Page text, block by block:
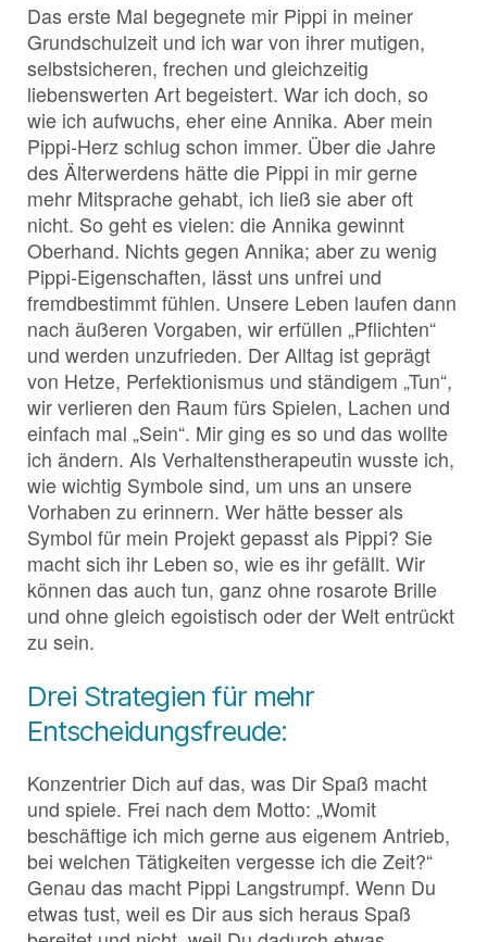
Das erste Mal begegnete mir Pippi in meiner
Grundschulzeit und ich war von ihrer mutigen,
selbstsicheren, frechen und gleichzeitig
liebenswerten Art begeistert. War ich doch, so
wie ich aufwuchs, eher eine Annika. Aber mein
Pippi-Herz schlug schon immer. Über die Jahre
des Älterwerdens hätte die Pippi in mir gerne
mehr Mitsprache gehabt, ich ließ sie aber oft
nicht. So geht es vielen: die Annika gewinnt
Oberhand. Nichts gegen Annika; aber zu wenig
Pippi-Eigenschaften, lässt uns unfrei und
fremdbestimmt fühlen. Unsere Leben laufen dann
nach äußeren Vorgaben, wir erfüllen „Pflichten“
und werden unzufrieden. Der Alltag ist geprägt
von Hetze, Perfektionismus und ständigem „Tun“,
wir verlieren den Raum fürs Spielen, Lachen und
einfach mal „Sein“. Mir ging es so und das wollte
ich ändern. Als Verhaltenstherapeutin wusste ich,
wie wichtig Symbole sind, um uns an unsere
Vorhaben zu erinnern. Wer hätte besser als
Symbol für mein Projekt gepasst als Pippi? Sie
macht sich ihr Leben so, wie es ihr gefällt. Wir
können das auch tun, ganz ohne rosarote Brille
und ohne gleich egoistisch oder der Welt entrückt
zu sein.
Drei Strategien für mehr
Entscheidungsfreude:
Konzentrier Dich auf das, was Dir Spaß macht
und spiele. Frei nach dem Motto: „Womit
beschäftige ich mich gerne aus eigenem Antrieb,
bei welchen Tätigkeiten vergesse ich die Zeit?“
Genau das macht Pippi Langstrumpf. Wenn Du
etwas tust, weil es Dir aus sich heraus Spaß